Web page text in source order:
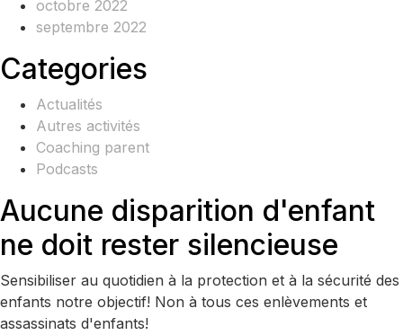
octobre 2022
septembre 2022
Categories
Actualités
Autres activités
Coaching parent
Podcasts
Aucune disparition d'enfant
ne doit rester silencieuse
Sensibiliser au quotidien à la protection et à la sécurité des
enfants notre objectif! Non à tous ces enlèvements et
assassinats d'enfants!